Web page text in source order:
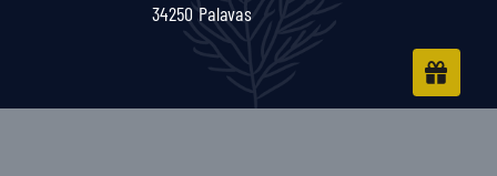
34250 Palavas